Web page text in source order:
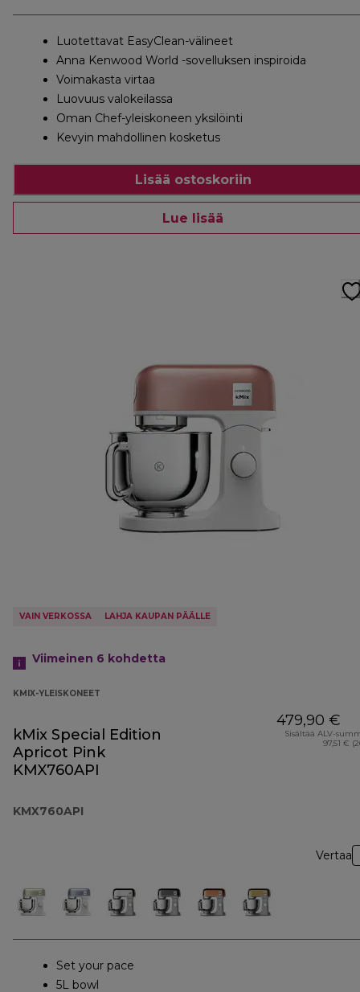
Luotettavat EasyClean-välineet
Anna Kenwood World -sovelluksen inspiroida
Voimakasta virtaa
Luovuus valokeilassa
Oman Chef-yleiskoneen yksilöinti
Kevyin mahdollinen kosketus
Lisää ostoskoriin
Lue lisää
VAIN VERKOSSA LAHJA KAUPAN PÄÄLLE
Viimeinen 6 kohdetta
KMIX-YLEISKONEET
kMix Special Edition
Apricot Pink
KMX760API
KMX760API
479,90 €
Sisältää ALV-
97,51 €
Vertaa
Set your pace
5L bowl